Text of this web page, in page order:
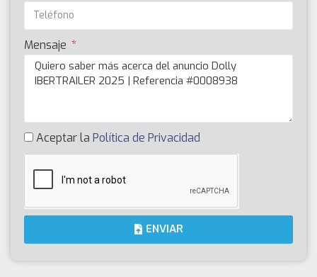
Mensaje
Aceptar la Política de Privacidad
ENVIAR